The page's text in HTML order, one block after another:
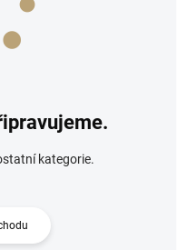
kategorie.